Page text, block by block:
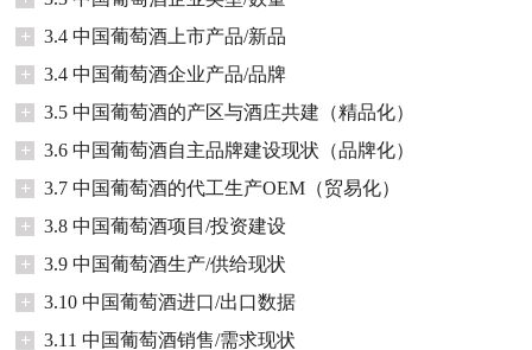
+
3.4 中国葡萄酒上市产品/新品
+
3.4 中国葡萄酒企业产品/品牌
+
3.5 中国葡萄酒的产区与酒庄共建（精品化）
+
3.6 中国葡萄酒自主品牌建设现状（品牌化）
+
3.7 中国葡萄酒的代工生产OEM（贸易化）
+
3.8 中国葡萄酒项目/投资建设
+
3.9 中国葡萄酒生产/供给现状
+
3.10 中国葡萄酒进口/出口数据
+
3.11 中国葡萄酒销售/需求现状